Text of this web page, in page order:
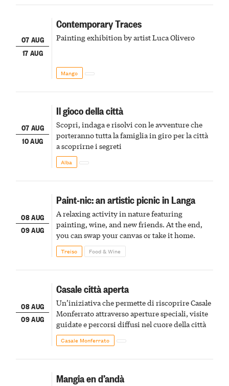
07 AUG
17 AUG
Contemporary Traces
Painting exhibition by artist Luca Olivero
Mango
07 AUG
10 AUG
Il gioco della città
Scopri, indaga e risolvi con le avventure che
porteranno tutta la famiglia in giro per la città
a scoprirne i segreti
Alba
08 AUG
09 AUG
Paint-nic: an artistic picnic in Langa
A relaxing activity in nature featuring
painting, wine, and new friends. At the end,
you can swap your canvas or take it home.
Treiso Food & Wine
08 AUG
09 AUG
Casale città aperta
Un’iniziativa che permette di riscoprire Casale
Monferrato attraverso aperture speciali, visite
guidate e percorsi diffusi nel cuore della città
Casale Monferrato
Mangia en d’andà